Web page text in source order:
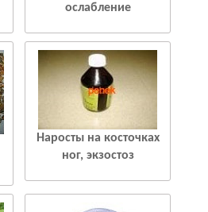
ослабление
Наросты на косточках
ног, экзостоз